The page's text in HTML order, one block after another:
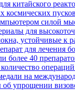
китайского
космических
силой
для
устойчивые
для лечения
более 40
на
об упрощении